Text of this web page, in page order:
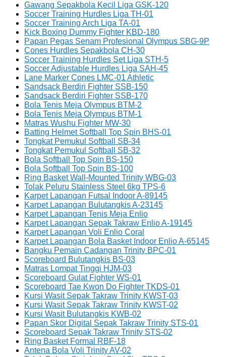
Gawang Sepakbola Kecil Liga GSK-120
Soccer Training Hurdles Liga TH-01
Soccer Training Arch Liga TA-01
Kick Boxing Dummy Fighter KBD-180
Papan Pegas Senam Profesional Olympus SBG-9P
Cones Hurdles Sepakbola CH-30
Soccer Training Hurdles Set Liga STH-5
Soccer Adjustable Hurdles Liga SAH-45
Lane Marker Cones LMC-01 Athletic
Sandsack Berdiri Fighter SSB-150
Sandsack Berdiri Fighter SSB-170
Bola Tenis Meja Olympus BTM-2
Bola Tenis Meja Olympus BTM-1
Matras Wushu Fighter MW-30
Batting Helmet Softball Top Spin BHS-01
Tongkat Pemukul Softball SB-34
Tongkat Pemukul Softball SB-32
Bola Softball Top Spin BS-150
Bola Softball Top Spin BS-100
Ring Basket Wall-Mounted Trinity WBG-03
Tolak Peluru Stainless Steel 6kg TPS-6
Karpet Lapangan Futsal Indoor A-89145
Karpet Lapangan Bulutangkis A-23145
Karpet Lapangan Tenis Meja Enlio
Karpet Lapangan Sepak Takraw Enlio A-19145
Karpet Lapangan Voli Enlio Coral
Karpet Lapangan Bola Basket Indoor Enlio A-65145
Bangku Pemain Cadangan Trinity BPC-01
Scoreboard Bulutangkis BS-03
Matras Lompat Tinggi HJM-03
Scoreboard Gulat Fighter WS-01
Scoreboard Tae Kwon Do Fighter TKDS-01
Kursi Wasit Sepak Takraw Trinity KWST-03
Kursi Wasit Sepak Takraw Trinity KWST-02
Kursi Wasit Bulutangkis KWB-02
Papan Skor Digital Sepak Takraw Trinity STS-01
Scoreboard Sepak Takraw Trinity STS-02
Ring Basket Formal RBF-18
Antena Bola Voli Trinity AV-02